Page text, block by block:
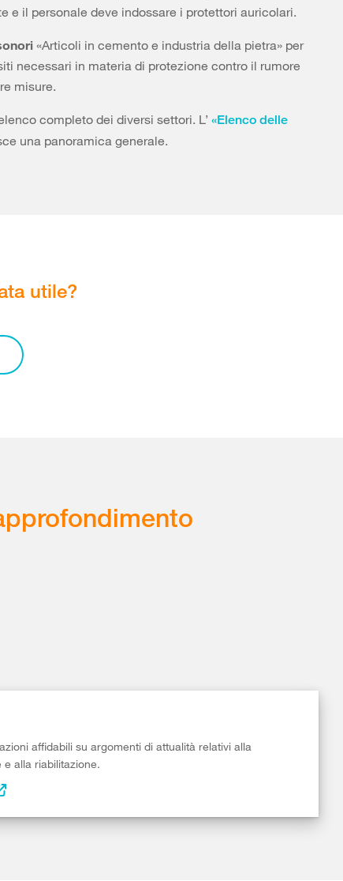
e il personale deve indossare i protettori auricolari.
«Articoli in cemento e industria della pietra» per
necessari in materia di protezione contro il rumore
misure.
completo dei diversi settori. L’ «Elenco delle
una panoramica generale.
utile?
affidabili su argomenti di attualità relativi alla
e alla riabilitazione.